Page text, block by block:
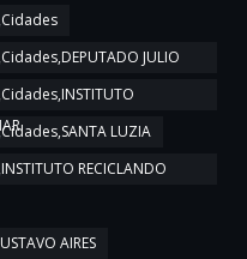
JULIO
LUZIA
RECICLANDO
AIRES